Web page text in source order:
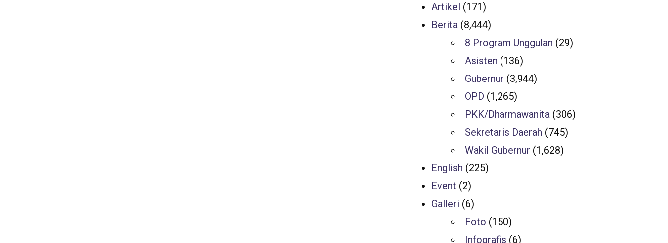
Artikel (171)
Berita (8,444)
8 Program Unggulan (29)
Asisten (136)
Gubernur (3,944)
OPD (1,265)
PKK/Dharmawanita (306)
Sekretaris Daerah (745)
Wakil Gubernur (1,628)
English (225)
Event (2)
Galleri (6)
Foto (150)
Infografis (6)